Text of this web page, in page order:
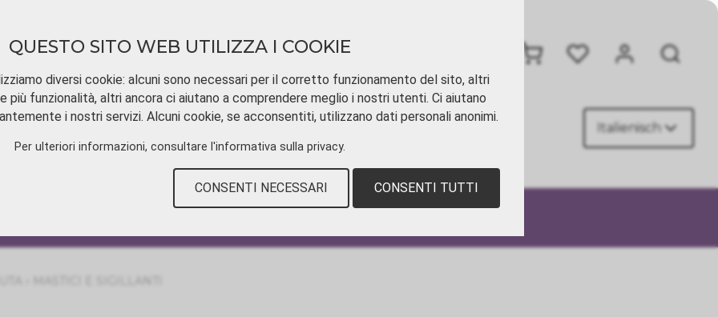
CONTATTI Italienisch
QUESTO SITO WEB UTILIZZA I COOKIE
diversi cookie: alcuni sono necessari per il corretto funzionamento del sito, altri
più funzionalità, altri ancora ci aiutano a comprendere meglio i nostri utenti. Ci aiutano
i nostri servizi. Alcuni cookie, se acconsentiti, utilizzano dati personali anonimi.
Per ulteriori informazioni, consultare l'informativa sulla privacy.
CONSENTI NECESSARI CONSENTI TUTTI